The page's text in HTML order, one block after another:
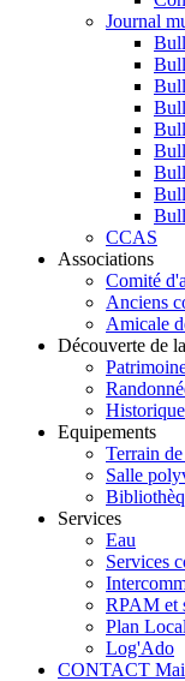
Journal
CCAS
Associations
Comité
Anciens
Amicale
Découverte de
Historique
Equipements
Terrain
Salle
Services
Eau
Services
RPAM et
Plan
Log'Ado
CONTACT